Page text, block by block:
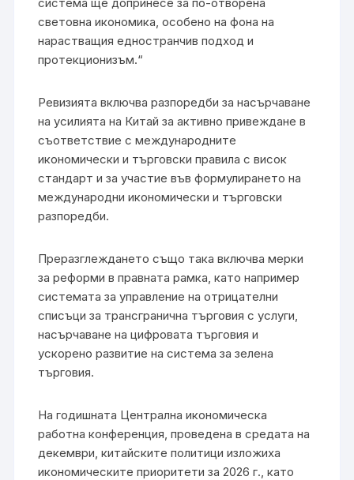
световна икономика, особено на фона на
нарастващия едностранчив подход и
протекционизъм.“
Ревизията включва разпоредби за насърчаване
на усилията на Китай за активно привеждане в
съответствие с международните
икономически и търговски правила с висок
стандарт и за участие във формулирането на
международни икономически и търговски
разпоредби.
Преразглеждането също така включва мерки
за реформи в правната рамка, като например
системата за управление на отрицателни
списъци за трансгранична търговия с услуги,
насърчаване на цифровата търговия и
ускорено развитие на система за зелена
търговия.
На годишната Централна икономическа
работна конференция, проведена в средата на
декември, китайските политици изложиха
икономическите приоритети за 2026 г., като